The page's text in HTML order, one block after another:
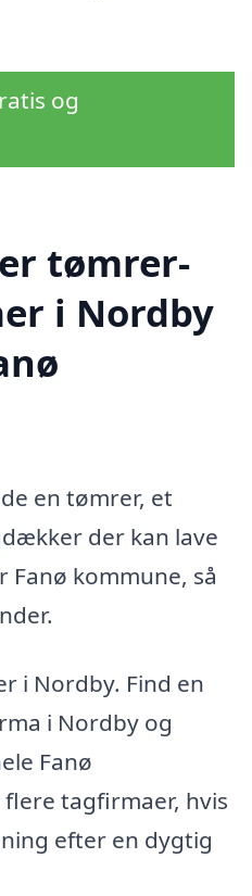
og
tømrer-
i Nordby
en tømrer, et
der kan lave
kommune, så
i Nordby. Find en
i Nordby og
Fanø
tagfirmaer, hvis
efter en dygtig